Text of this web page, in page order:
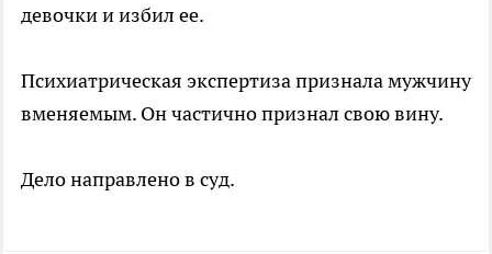
девочки и избил ее.
Психиатрическая экспертиза признала мужчину
вменяемым. Он частично признал свою вину.
Дело направлено в суд.